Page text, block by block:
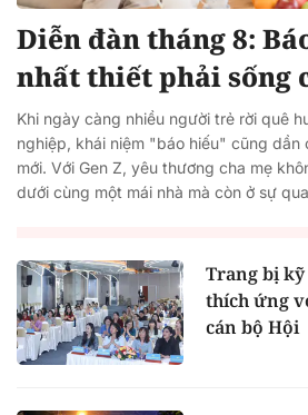
Diễn đàn tháng 8:
nhất thiết phải sống
Khi ngày càng nhiều người trẻ rời quê
nghiệp, khái niệm "báo hiếu" cũng dần
mới. Với Gen Z, yêu thương cha mẹ
dưới cùng một mái nhà mà còn ở sự
Trang bị
thích ứng
cán bộ Hội